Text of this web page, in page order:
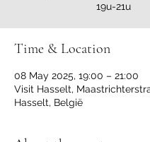
19u-21u
Time & Location
08 May 2025, 19:00 – 21:00
Visit Hasselt,
Hasselt, België